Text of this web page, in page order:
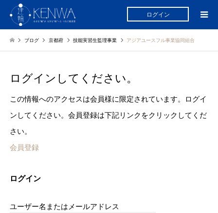
ログイン
ブログ 京都府 技能実習生監理事業 アジアユースフル事業協同組合
ログインしてください。
この情報へのアクセスは会員様に限定されています。ログイ
ンしてください。会員登録は下記リンクをクリックしてくだ
さい。
会員登録
ログイン
ユーザー名またはメールアドレス